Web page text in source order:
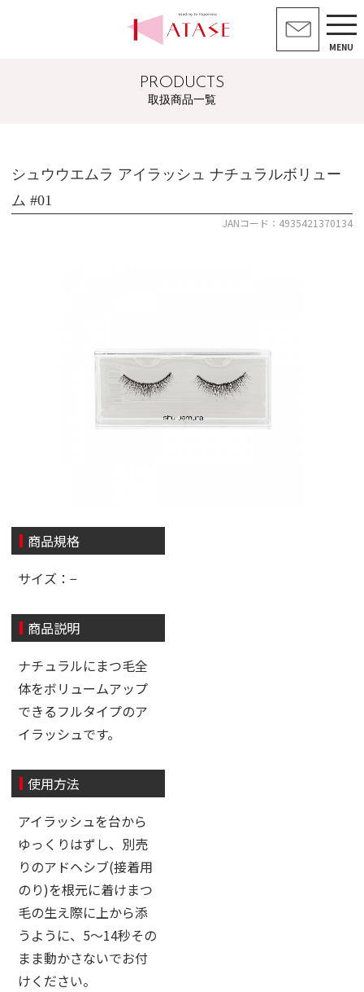
MENU
PRODUCTS
取扱商品一覧
シュウウエムラ アイラッシュ ナチュラルボリュー
ム #01
JANコード：4935421370134
商品規格
サイズ：−
商品説明
ナチュラルにまつ毛全
体をボリュームアップ
できるフルタイプのア
イラッシュです。
使用方法
アイラッシュを台から
ゆっくりはずし、別売
りのアドヘシブ(接着用
のり)を根元に着けまつ
毛の生え際に上から添
うように、5〜14秒その
まま動かさないでお付
けください。